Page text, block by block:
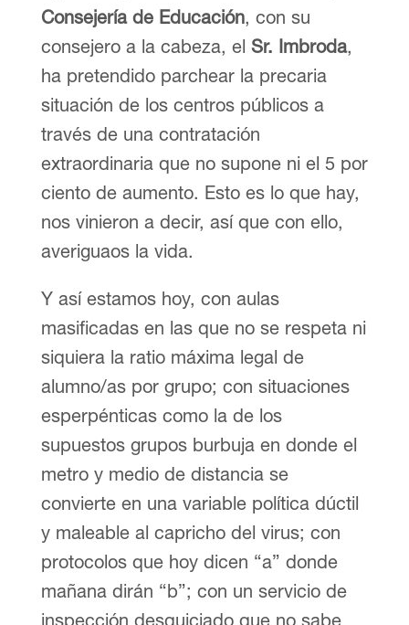
Consejería de Educación, con su
consejero a la cabeza, el Sr. Imbroda,
ha pretendido parchear la precaria
situación de los centros públicos a
través de una contratación
extraordinaria que no supone ni el 5 por
ciento de aumento. Esto es lo que hay,
nos vinieron a decir, así que con ello,
averiguaos la vida.
Y así estamos hoy, con aulas
masificadas en las que no se respeta ni
siquiera la ratio máxima legal de
alumno/as por grupo; con situaciones
esperpénticas como la de los
supuestos grupos burbuja en donde el
metro y medio de distancia se
convierte en una variable política dúctil
y maleable al capricho del virus; con
protocolos que hoy dicen “a” donde
mañana dirán “b”; con un servicio de
inspección desquiciado que no sabe